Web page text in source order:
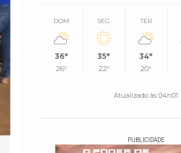
DOM
36°
26°
SEG
35°
22°
TER
34°
20°
Atualizado às 04h01
PUBLICIDADE